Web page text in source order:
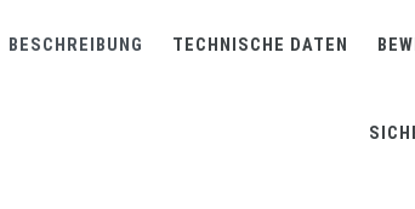
BESCHREIBUNG TECHNISCHE DATEN